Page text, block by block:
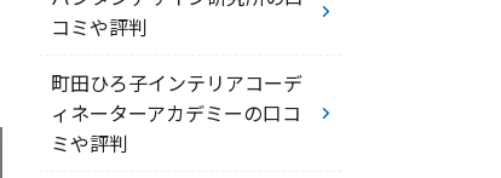
コミや評判
町田ひろ子インテリアコーデ
ィネーターアカデミーの口コ
ミや評判